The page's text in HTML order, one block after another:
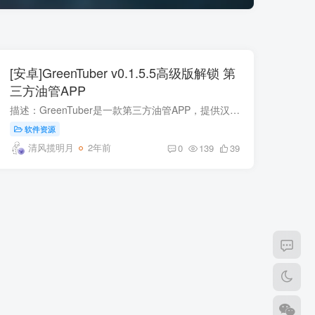
[安卓]GreenTuber v0.1.5.5高级版解锁 第
三方油管APP
描述：GreenTuber是一款第三方油管APP，提供汉化、解锁高级版、视频下载、180P画质观看等功能。它支持视频和音频设置、手势控制、外观主题、字幕样式、历史记录等，并允许显示18+内容。用户需使...
软件资源
清风揽明月 2年前 0 139 39